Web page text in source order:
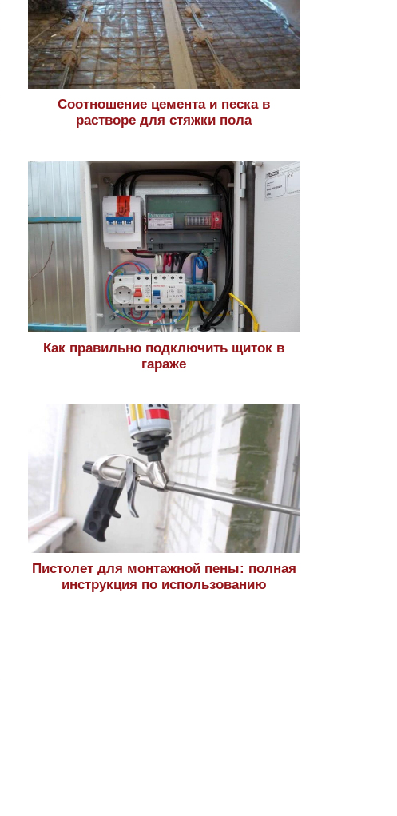
Соотношение цемента и песка в
растворе для стяжки пола
Как правильно подключить щиток в
гараже
Пистолет для монтажной пены: полная
инструкция по использованию